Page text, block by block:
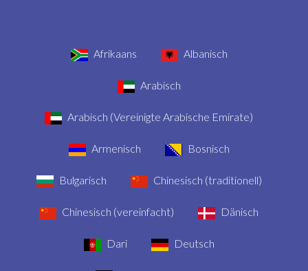
Afrikaans Albanisch
Arabisch
Arabisch (Vereinigte Arabische Emirate)
Armenisch Bosnisch
Bulgarisch Chinesisch (traditionell)
Chinesisch (vereinfacht) Dänisch
Dari Deutsch